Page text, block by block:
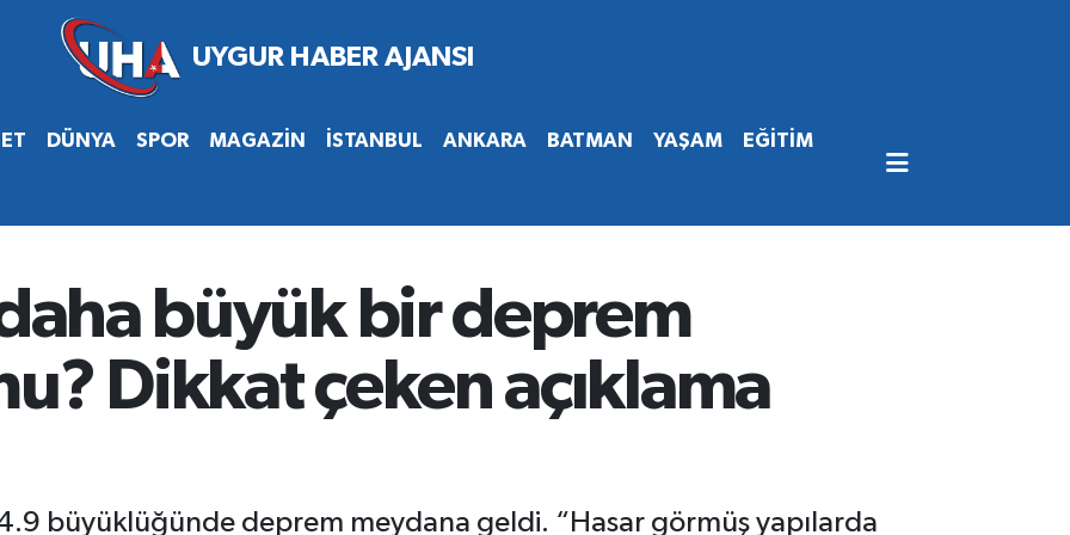
DÜNYA SPOR MAGAZİN İSTANBUL ANKARA BATMAN YAŞAM EĞİTİM
daha büyük bir deprem
Dikkat çeken açıklama
4.9 büyüklüğünde deprem meydana geldi. “Hasar görmüş yapılarda